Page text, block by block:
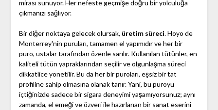
mirası sunuyor. Her nefeste geçmişe doğru bir yolculuğa
çıkmanızı sağlıyor.
Bir diğer noktaya gelecek olursak, üretim süreci. Hoyo de
Monterrey'nin puruları, tamamen el yapımıdır ve her bir
puro, ustalar tarafından özenle sarılır. Kullanılan tütünler, en
kaliteli tütün yapraklarından seçilir ve olgunlaşma süreci
dikkatlice yönetilir. Bu da her bir puroları, eşsiz bir tat
profiline sahip olmasına olanak tanır. Yani, bu puroyu
içtiğinizde sadece bir sigara deneyimi yaşamıyorsunuz; aynı
zamanda, el emeği ve özveri ile hazırlanan bir sanat eserini